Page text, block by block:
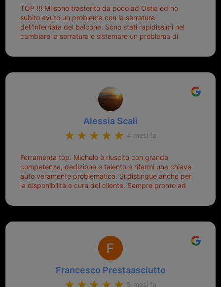
tutti i tipi. Adesso che ho la mia fiammante chiave
nuova (solo la chiave, perché la macchina è rimasta
quella di prima), ogni volta che salgo in macchina, il
mio pensiero va subito a Michele perché non dover
mette di buon umore, e ti fa cominciare bene la
lo consiglio a chiunque debba duplicare una chiave
TOP !!! Mi sono trasferito da poco ad Ostia ed ho
subito avuto un problema con la serratura
dell'inferriata del balcone. Sono stati rapidissimi nel
cambiare la serratura e sistemare un problema di
onesto evitando spese ben più esose. Competenti,
un punto di riferimento per situazioni di questo tipo
Alessia Scali
4 mesi fa
Ferramenta top. Michele è riuscito con grande
competenza, dedizione e talento a rifarmi una chiave
auto veramente problematica. Si distingue anche per
la disponibilità e cura del cliente. Sempre pronto ad
Francesco Prestaasciutto
5 mesi fa